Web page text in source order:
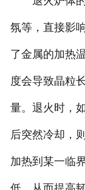
氛等，直接影
了金属的加热
度会导致晶粒
量。退火时，
后突然冷却，
加热到某一临